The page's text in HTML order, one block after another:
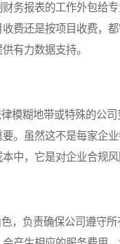
务报表的工作外包给
费还是按项目收费，
有力数据支持。
糊地带或特殊的公司
。虽然这不是每家企
中，它是对企业合规风
负责确保公司遵守所